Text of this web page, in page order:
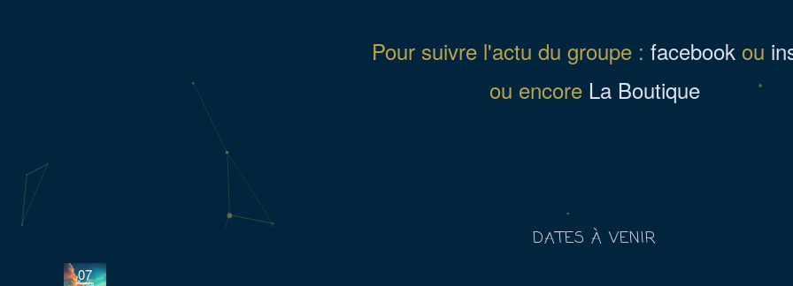
Pour suivre l'actu du groupe : facebook ou
ou encore La Boutique
DATES À VENIR
07